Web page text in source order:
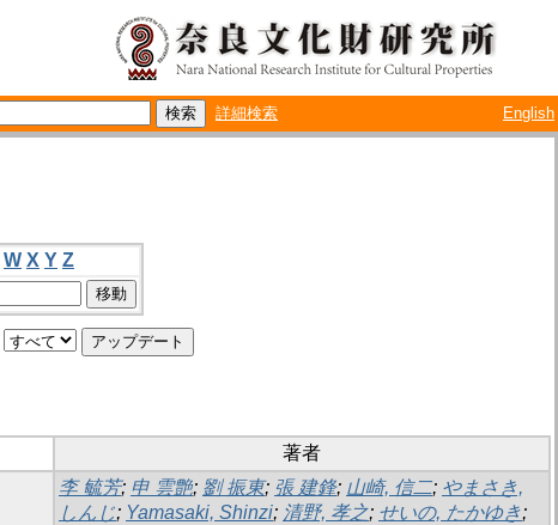
詳細検索 English
W X Y Z
著者
李 毓芳; 申 雲艶; 劉 振東; 張 建鋒; 山崎, 信二; やまさき,
しんじ; Yamasaki, Shinzi; 清野, 孝之; せいの, たかゆき;